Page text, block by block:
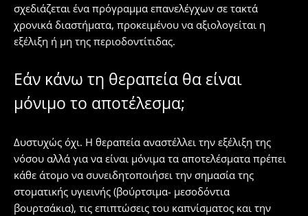
σχεδιάζεται ένα πρόγραμμα επανελέγχων σε τακτά
χρονικά διαστήματα, προκειμένου να αξιολογείται η
εξέλιξη ή μη της περιοδοντίτιδας.
Εάν κάνω τη θεραπεία θα είναι
μόνιμο το αποτέλεσμα;
Δυστυχώς όχι. Η θεραπεία αναστέλλει την εξέλιξη της
νόσου αλλά για να είναι μόνιμα τα αποτελέσματα πρέπει
κάθε άτομο να συνειδητοποιήσει την σημασία της
στοματικής υγιεινής (βούρτσιμα- μεσοδόντια
βουρτσάκια), τις επιπτώσεις του καπνίσματος και την